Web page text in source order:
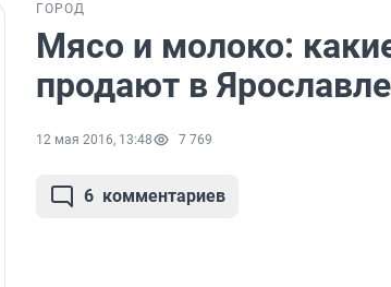
ГОРОД
Мясо и молоко:
продают в Ярославле
12 мая 2016, 13:48 7 769
6 комментариев